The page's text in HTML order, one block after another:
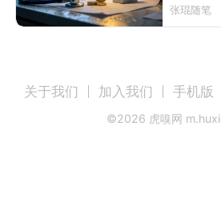
张琨随笔
关于我们 加入我们 手机版
©2026 虎嗅网